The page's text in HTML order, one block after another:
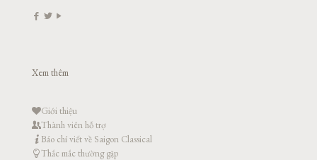
Xem thêm
Giới thiệu
Thành viên hỗ trợ
Báo chí viết về Saigon Classical
Thắc mắc thường gặp